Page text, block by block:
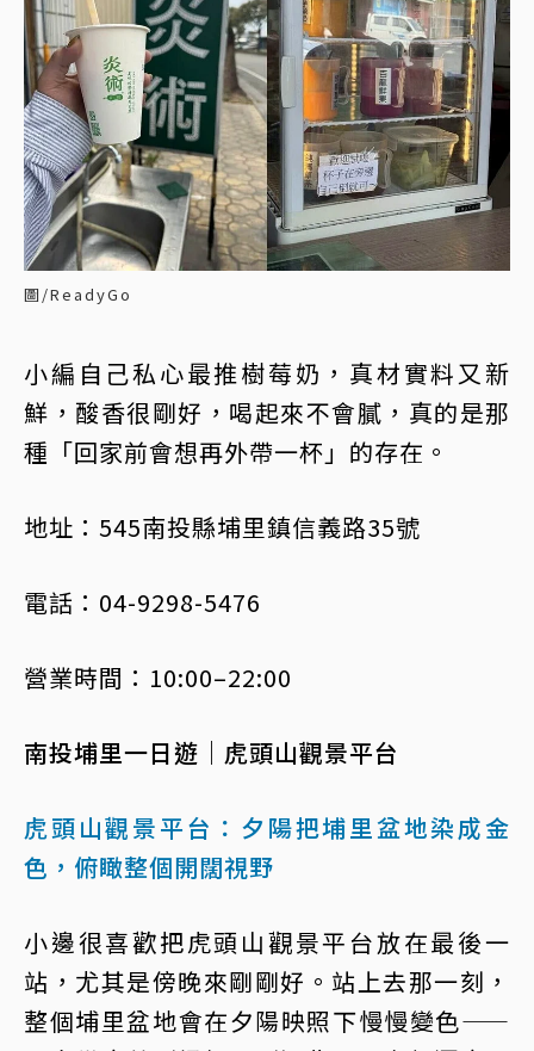
圖/ReadyGo
小編自己私心最推樹莓奶，真材實料又新
鮮，酸香很剛好，喝起來不會膩，真的是那
種「回家前會想再外帶一杯」的存在。
地址：545南投縣埔里鎮信義路35號
電話：04-9298-5476
營業時間：10:00–22:00
南投埔里一日遊｜虎頭山觀景平台
虎頭山觀景平台：夕陽把埔里盆地染成金
色，俯瞰整個開闊視野
小邊很喜歡把虎頭山觀景平台放在最後一
站，尤其是傍晚來剛剛好。站上去那一刻，
整個埔里盆地會在夕陽映照下慢慢變色——